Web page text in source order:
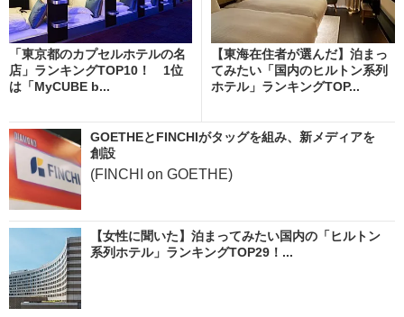
「東京都のカプセルホテルの名
店」ランキングTOP10！ 1位
は「MyCUBE b...
【東海在住者が選んだ】泊まっ
てみたい「国内のヒルトン系列
ホテル」ランキングTOP...
GOETHEとFINCHIがタッグを組み、新メディアを
創設
(FINCHI on GOETHE)
【女性に聞いた】泊まってみたい国内の「ヒルトン
系列ホテル」ランキングTOP29！...